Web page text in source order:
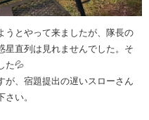
うとやって来ましたが、隊長の
星直列は見れませんでした。そ
た💦
が、宿題提出の遅いスローさん
い。